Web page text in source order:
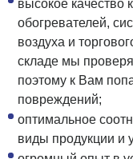
высокое качество
обогревателей,
воздуха и
складе мы
поэтому к Вам
повреждений;
оптимальное
виды продукции и